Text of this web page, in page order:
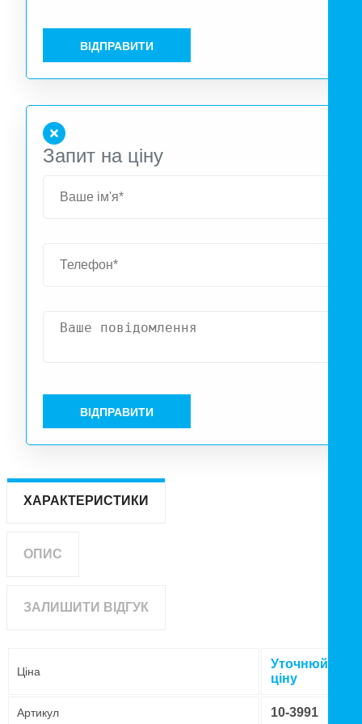
ВІДПРАВИТИ
Запит на ціну
ВІДПРАВИТИ
ХАРАКТЕРИСТИКИ
ОПИС
ЗАЛИШИТИ ВІДГУК
Ціна
Уточнюйте
ціну
Артикул 10-3991